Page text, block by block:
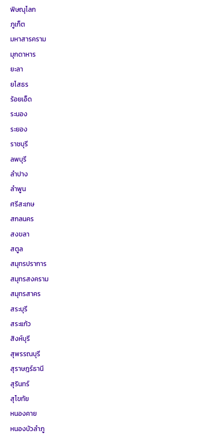
พิษณุโลก
ภูเก็ต
มหาสารคราม
มุกดาหาร
ยะลา
ยโสธร
ร้อยเอ็ด
ระนอง
ระยอง
ราชบุรี
ลพบุรี
ลำปาง
ลำพูน
ศรีสะเกษ
สกลนคร
สงขลา
สตูล
สมุทรปราการ
สมุทรสงคราม
สมุทรสาคร
สระบุรี
สระแก้ว
สิงห์บุรี
สุพรรณบุรี
สุราษฎร์ธานี
สุรินทร์
สุโขทัย
หนองคาย
หนองบัวลำภู